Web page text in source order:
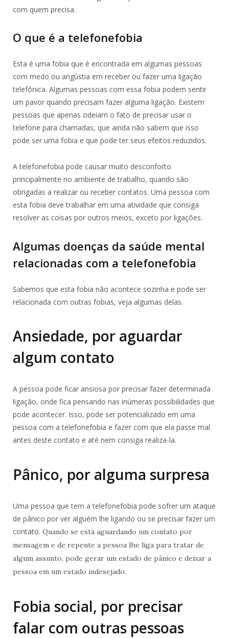
com quem precisa.
O que é a telefonefobia
Esta é uma fobia que é encontrada em algumas pessoas
com medo ou angústia em receber ou fazer uma ligação
telefônica. Algumas pessoas com essa fobia podem sentir
um pavor quando precisam fazer alguma ligação. Existem
pessoas que apenas odeiam o fato de precisar usar o
telefone para chamadas, que ainda não sabem que isso
pode ser uma fobia e que pode ter seus efeitos reduzidos.
A telefonefobia pode causar muito desconforto
principalmente no ambiente de trabalho, quando são
obrigadas a realizar ou receber contatos. Uma pessoa com
esta fobia deve trabalhar em uma atividade que consiga
resolver as coisas por outros meios, exceto por ligações.
Algumas doenças da saúde mental
relacionadas com a telefonefobia
Sabemos que esta fobia não acontece sozinha e pode ser
relacionada com outras fobias, veja algumas delas.
Ansiedade, por aguardar
algum contato
A pessoa pode ficar ansiosa por precisar fazer determinada
ligação, onde fica pensando nas inúmeras possibilidades que
pode acontecer. Isso, pode ser potencializado em uma
pessoa com a telefonefobia e fazer com que ela passe mal
antes deste contato e até nem consiga realiza-la.
Pânico, por alguma surpresa
Uma pessoa que tem a telefonefobia pode sofrer um ataque
de pânico por ver alguém lhe ligando ou se precisar fazer um
contato. Quando se está aguardando um contato por
mensagem e de repente a pessoa lhe liga para tratar de
algum assunto, pode gerar um estado de pânico e deixar a
pessoa em um estado indesejado.
Fobia social, por precisar
falar com outras pessoas